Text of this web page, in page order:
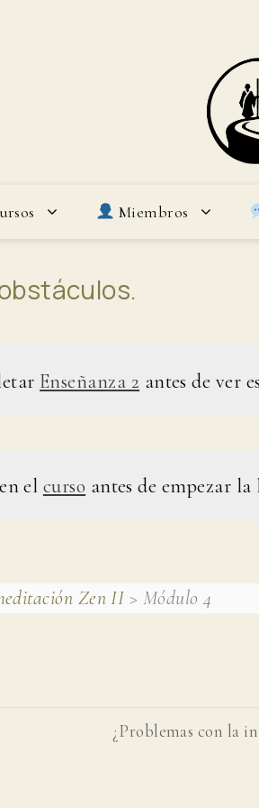
Miembros
Enseñanza 2 antes de ver
el curso antes de empezar la
Zen II > Módulo 4
¿Problemas con la